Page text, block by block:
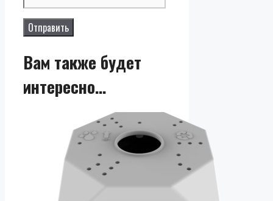
Вам также будет
интересно…